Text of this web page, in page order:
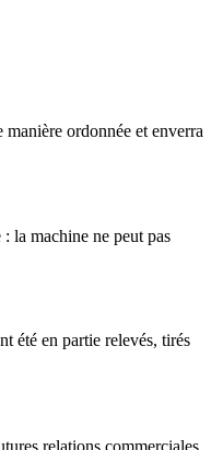
ordonnée et enverra
la machine ne peut pas
été en partie relevés, tirés
relations commerciales